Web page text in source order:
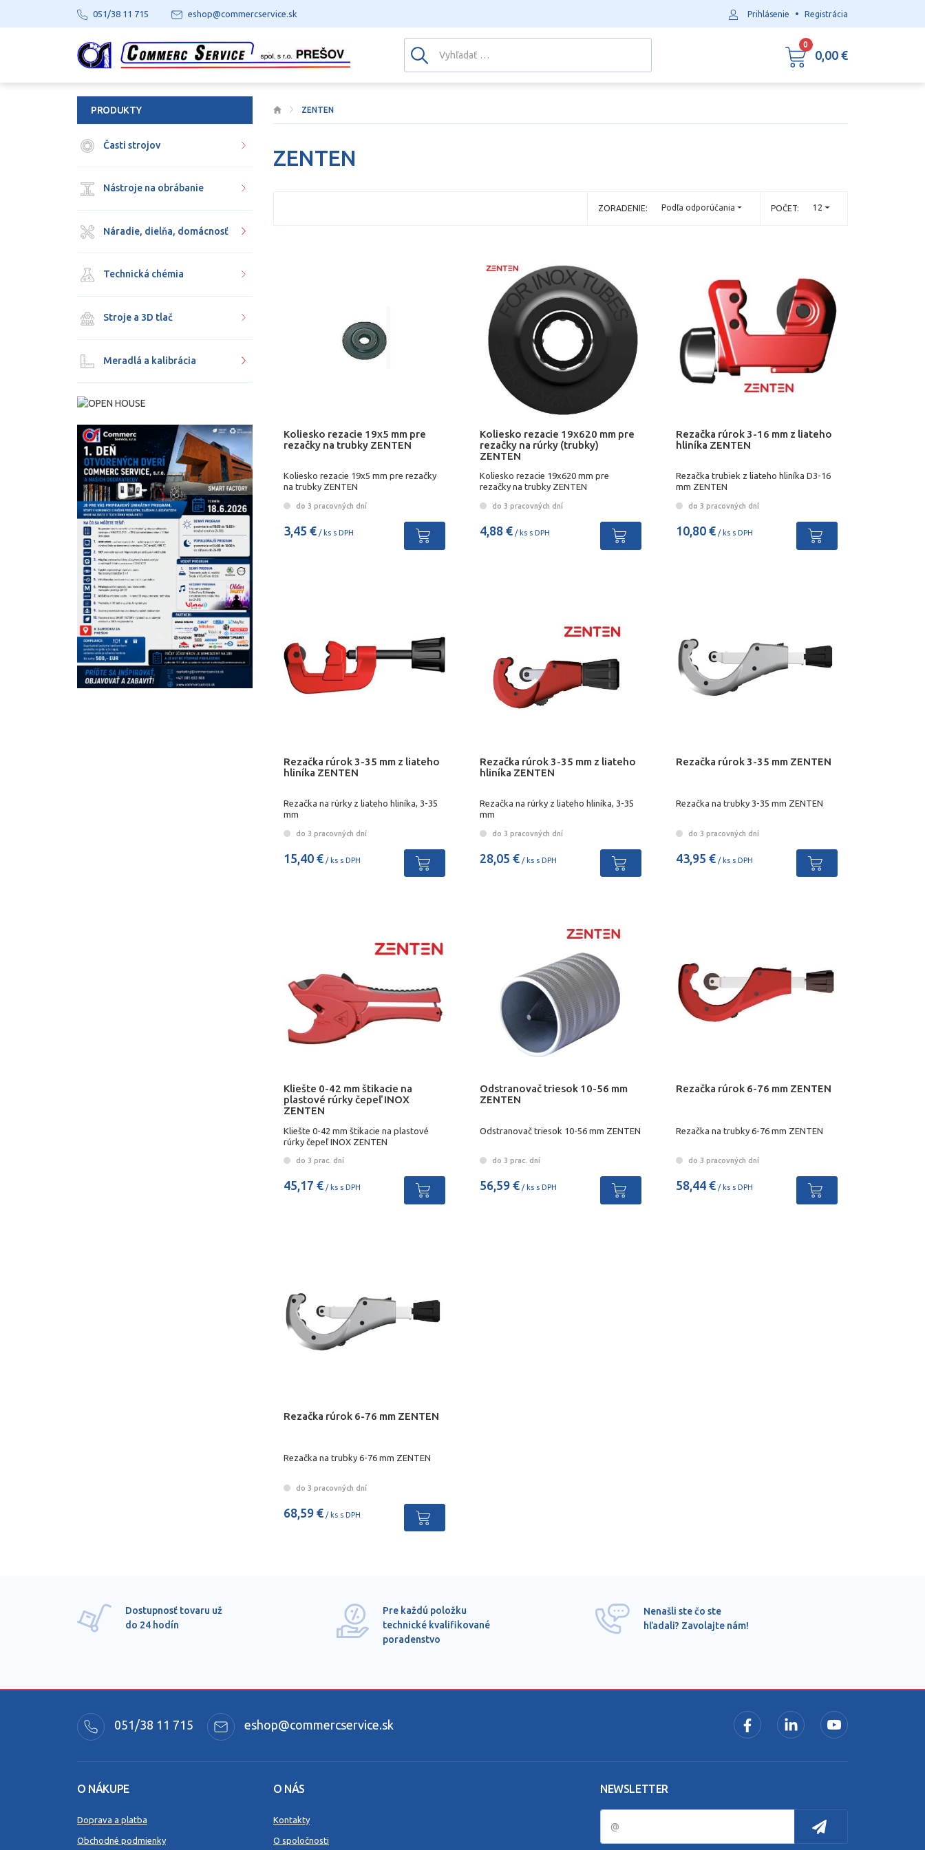
ZENTEN
ZENTEN
POČET: 12
ZORADENIE: Podľa odporúčania
Koliesko rezacie 19x5 mm pre
rezačky na trubky ZENTEN
Koliesko rezacie 19x5 mm pre rezačky
na trubky ZENTEN
do 3 pracovných dní
3,45 € / ks s DPH
Koliesko rezacie 19x620 mm pre
rezačky na rúrky (trubky)
ZENTEN
Koliesko rezacie 19x620 mm pre
rezačky na trubky ZENTEN
do 3 pracovných dní
4,88 €/ ks s DPH
Rezačka rúrok 3-16 mm z liateho
hliníka ZENTEN
Rezačka trubiek z liateho hliníka D3-16
mm ZENTEN
do 3 pracovných dní
10,80 €/ ks s DPH
Rezačka rúrok 3-35 mm z liateho
hliníka ZENTEN
Rezačka na rúrky z liateho hliníka, 3-35
mm
do 3 pracovných dní
15,40 € / ks s DPH
Rezačka rúrok 3-35 mm z liateho
hliníka ZENTEN
Rezačka na rúrky z liateho hliníka, 3-35
mm
do 3 pracovných dní
28,05 €/ ks s DPH
Rezačka rúrok 3-35 mm ZENTEN
Rezačka na trubky 3-35 mm ZENTEN
do 3 pracovných dní
43,95 €/ ks s DPH
Kliešte 0-42 mm štikacie na
plastové rúrky čepeľ INOX
ZENTEN
Kliešte 0-42 mm štikacie na plastové
rúrky čepeľ INOX ZENTEN
do 3 prac. dní
45,17 € / ks s DPH
Odstranovač triesok 10-56 mm
ZENTEN
Odstranovač triesok 10-56 mm ZENTEN
do 3 prac. dní
56,59 €/ ks s DPH
Rezačka rúrok 6-76 mm ZENTEN
Rezačka na trubky 6-76 mm ZENTEN
do 3 pracovných dní
58,44 €/ ks s DPH
Rezačka rúrok 6-76 mm ZENTEN
Rezačka na trubky 6-76 mm ZENTEN
do 3 pracovných dní
68,59 € / ks s DPH
PRODUKTY
Časti strojov
Nástroje na obrábanie
Náradie, dielňa, domácnosť
Technická chémia
Stroje a 3D tlač
Meradlá a kalibrácia
Dostupnosť tovaru už
do 24 hodín
Pre každú položku
technické kvalifikované
poradenstvo
Nenašli ste čo ste
hľadali? Zavolajte nám!
051/38 11 715 eshop@commercservice.sk
O NÁKUPE
Doprava a platba
Obchodné podmienky
O NÁS
Kontakty
O spoločnosti
NEWSLETTER
051/38 11 715 eshop@commercservice.sk Prihlásenie • Registrácia
0
0,00 €